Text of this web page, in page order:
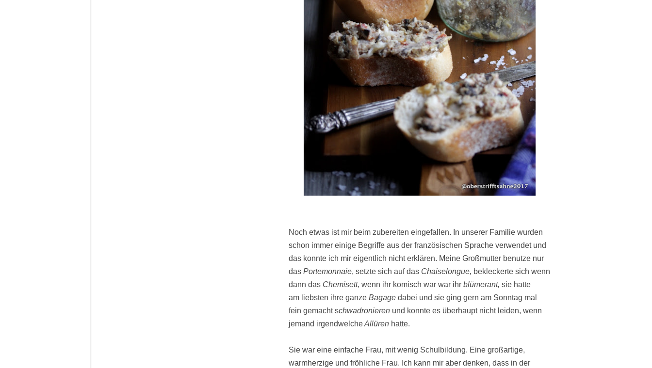
Noch etwas ist mir beim zubereiten eingefallen. In unserer Familie wurden
schon immer einige Begriffe aus der französischen Sprache verwendet und
das konnte ich mir eigentlich nicht erklären. Meine Großmutter benutze nur
das Portemonnaie, setzte sich auf das Chaiselongue, bekleckerte sich wenn
dann das Chemisett, wenn ihr komisch war war ihr blümerant, sie hatte
am liebsten ihre ganze Bagage dabei und sie ging gern am Sonntag mal
fein gemacht schwadronieren und konnte es überhaupt nicht leiden, wenn
jemand irgendwelcheAllüren hatte.
Sie war eine einfache Frau, mit wenig Schulbildung. Eine großartige,
warmherzige und fröhliche Frau. Ich kann mir aber denken, dass in der